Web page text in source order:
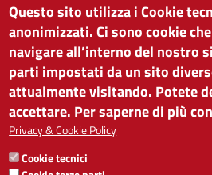
CAMERA DI COMMERCIO DI
via Alto Adige 60 | I-39100
tel. 0471 945 511 |
Partita IVA: 00376420212
ISTITUTO PER LA
SVILUPPO ECONOMICO
Questo sito utilizza i Cookie
anonimizzati. Ci sono cookie
navigare all’interno del nostro
parti impostati da un sito
attualmente visitando. Potete
accettare. Per saperne di più
Privacy & Cookie Policy
Cookie tecnici